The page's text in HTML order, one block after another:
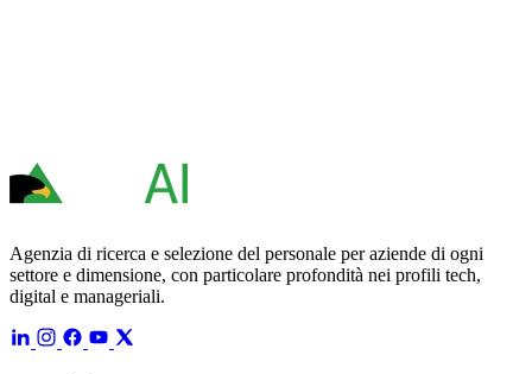
Agenzia di ricerca e selezione del personale per aziende di ogni
settore e dimensione, con particolare profondità nei profili tech,
digital e manageriali.